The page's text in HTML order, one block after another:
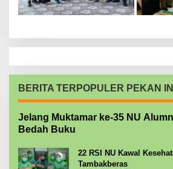
BERITA TERPOPULER PEKAN INI
Jelang Muktamar ke-35 NU
Bedah Buku
22 RSI NU Kawal
Tambakberas